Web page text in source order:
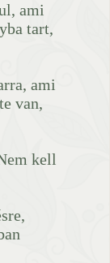
ami
tart,
ami
van,
kell